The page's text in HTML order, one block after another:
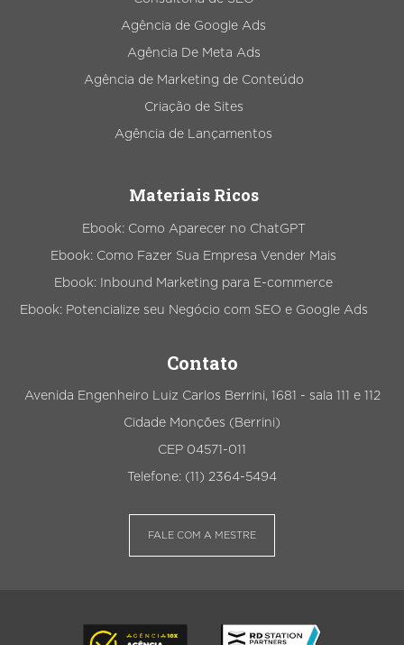
Agência de Google Ads
Agência De Meta Ads
Agência de Marketing de Conteúdo
Criação de Sites
Agência de Lançamentos
Materiais Ricos
Ebook: Como Aparecer no ChatGPT
Ebook: Como Fazer Sua Empresa Vender Mais
Ebook: Inbound Marketing para E-commerce
Ebook: Potencialize seu Negócio com SEO e Google Ads
Contato
Avenida Engenheiro Luiz Carlos Berrini, 1681 - sala 111 e 112
Cidade Monções (Berrini)
CEP 04571-011
Telefone: (11) 2364-5494
FALE COM A MESTRE